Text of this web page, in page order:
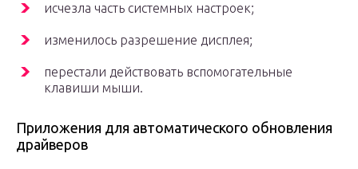
исчезла часть системных настроек;
изменилось разрешение дисплея;
перестали действовать вспомогательные
клавиши мыши.
Приложения для автоматического обновления
драйверов